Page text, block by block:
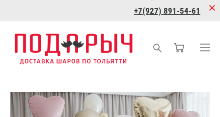
+7(927) 891-54-61